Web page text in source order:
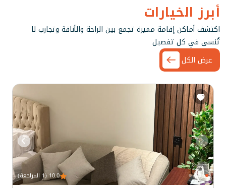
أبرز الخيارات
اكتشف أماكن إقامة مميزة تجمع بين الراحة والأناقة وتجارب لا
تُنسى في كل تفصيل
عرض الكل
10.0 (1 المراجعة)